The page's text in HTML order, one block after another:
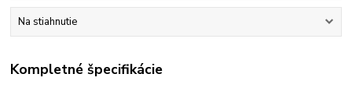
Na stiahnutie
Kompletné špecifikácie